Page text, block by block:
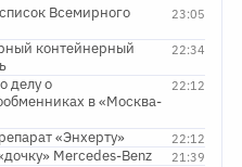
23:05
Всемирного
22:34
контейнерный
22:12
делу о
в «Москва-
22:12
«Энхерту»
21:39
Mercedes-Benz